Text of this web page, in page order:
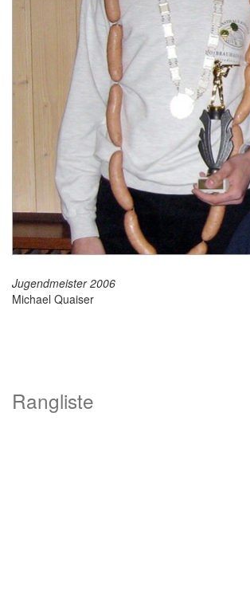
Jugendmeister 2006
Michael Quaiser
Rangliste